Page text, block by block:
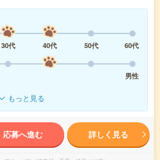
30代 40代 50代
60代
男性
もっと見る
応募へ進む 詳しく見る